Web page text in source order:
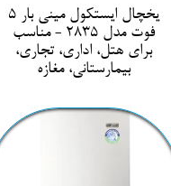
یخچال ایستکول مینی بار 5
فوت مدل 2835 - مناسب
برای هتل، اداری، تجاری،
بیمارستانی، مغازه